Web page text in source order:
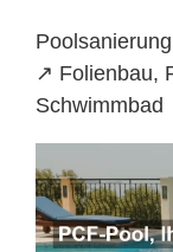
↗️ Folienbau,
Schwimmbad